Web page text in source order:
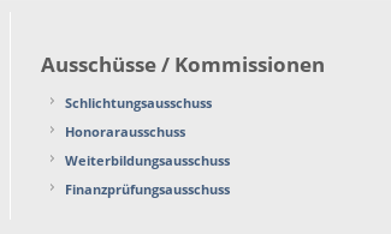
Ausschüsse / Kommissionen
Schlichtungsausschuss
Honorarausschuss
Weiterbildungsausschuss
Finanzprüfungsausschuss